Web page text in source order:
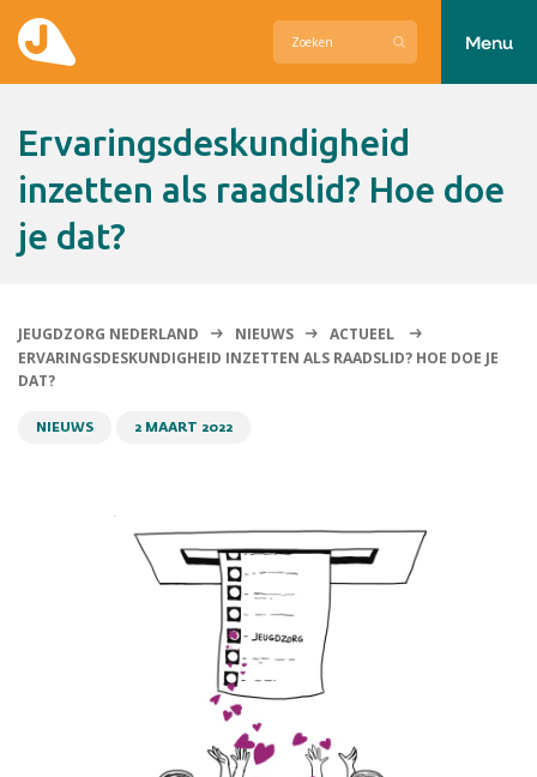
Hier zetten wij ons voor in
Over Jeugdzorg Nederland
Menu
Ervaringsdeskundigheid
inzetten als raadslid? Hoe doe
je dat?
JEUGDZORG NEDERLAND NIEUWS
ACTUEEL
ERVARINGSDESKUNDIGHEID INZETTEN ALS RAADSLID? HOE DOE JE
DAT?
NIEUWS 2 MAART 2022